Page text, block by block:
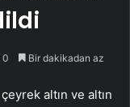
0 Bir dakikadan az
altın ve altın